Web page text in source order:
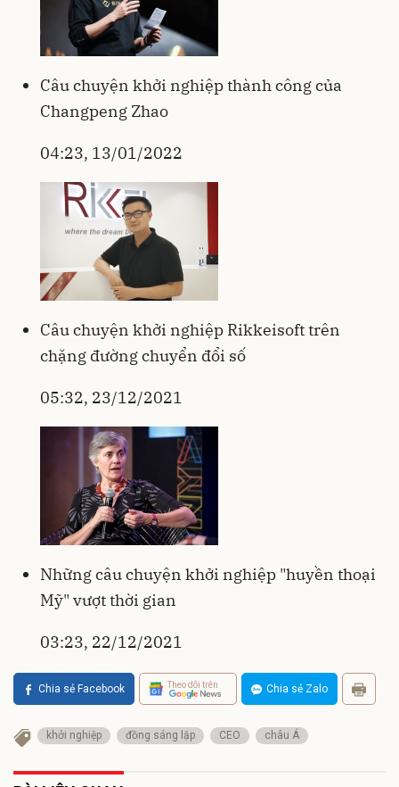
Câu chuyện khởi nghiệp thành công của
Changpeng Zhao
04:23, 13/01/2022
Câu chuyện khởi nghiệp Rikkeisoft trên
chặng đường chuyển đổi số
05:32, 23/12/2021
Những câu chuyện khởi nghiệp "huyền thoại
Mỹ" vượt thời gian
03:23, 22/12/2021
Chia sẻ Facebook Theo dõi trên Chia sẻ Zalo
khởi nghiệp đồng sáng lập CEO châu Á